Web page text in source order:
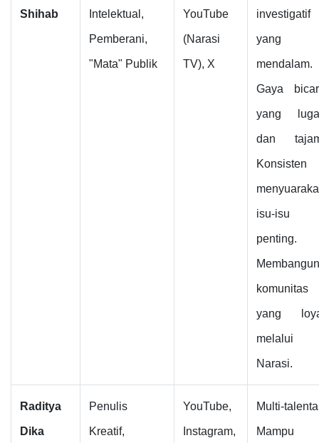
Shihab Intelektual,
Pemberani,
"Mata" Publik
YouTube
(Narasi
TV), X
investigatif
yang
mendalam.
Gaya
yang
dan
Konsisten
isu-isu
penting.
Membangun
komunitas
yang
melalui
Narasi.
Raditya
Dika
Penulis
Kreatif,
YouTube,
Instagram,
Multi-
Mampu